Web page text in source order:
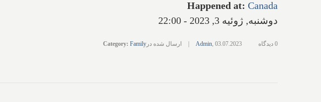
Happened at: Canada
دوشنبه, ژوئیه 3, 2023 - 22:00
Admin, 03.07.2023 ارسال شده در Category: Family 0 دیدگاه